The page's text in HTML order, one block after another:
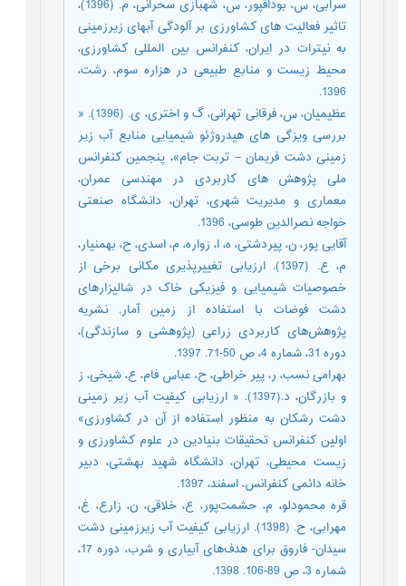
سرابی، س، بوداقپور، س، شهبازی سحرانی، م. (1396)،
تاثیر فعالیت های کشاورزی بر آلودگی آبهای زیرزمینی
به نیترات در ایران، کنفرانس بین المللی کشاورزی،
محیط زیست و منابع طبیعی در هزاره سوم، رشت،
1396.
عظیمیان، س، فرقانی تهرانی، گ و اختری، ی. (1396). «
بررسی ویزگی های هیدروژئو شیمیایی منابع آب زیر
زمینی دشت فریمان – تربت جام»، پنجمین کنفرانس
ملی پژوهش های کاربردی در مهندسی عمران،
معماری و مدیریت شهری، تهران، دانشگاه صنعتی
خواجه نصرالدین طوسی، 1396.
آقایی پور، ن، پیردشتی، ه، ا، زواره، م، اسدی، ح، بهمنیار،
م، ع. (1397). ارزیابی تغییرپذیری مکانی برخی از
خصوصیات شیمیایی و فیزیکی خاک در شالیزار‌های
دشت فوضات با استفاده از زمین آمار. نشریه
پژوهش‌های کاربردی زراعی (پژوهشی و سازندگی)،
دوره 31، شماره 4، ص 50-71. 1397.
بهرامی نسب، ر، پیر خراطی، ح، عباس فام، ع، شیخی، ز
و بازرگان، د.(1397). « ارزیابی کیفیت آب زیر زمینی
دشت رشکان به منظور استفاده از آن در کشاورزی»
اولین کنفرانس تحقیقات بنیادین در علوم کشاورزی و
زیست محیطی، تهران، دانشگاه شهید بهشتی، دبیر
خانه دائمی کنفرانس، اسفند، 1397.
قره محمودلو، م، حشمت‌پور، ع، خلاقی، ن، زارع، غ،
مهرابی، ح. (1398). ارزیابی کیفیت آب زیرزمینی دشت
سیدان- فاروق برای هدف‌های آبیاری و شرب، دوره 17،
شماره 3، ص 89-106. 1398.